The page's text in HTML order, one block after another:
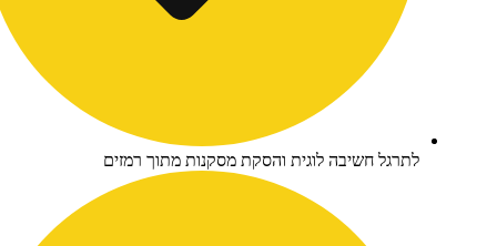
חשיבה לוגית והסקת מסקנות מתוך רמזים